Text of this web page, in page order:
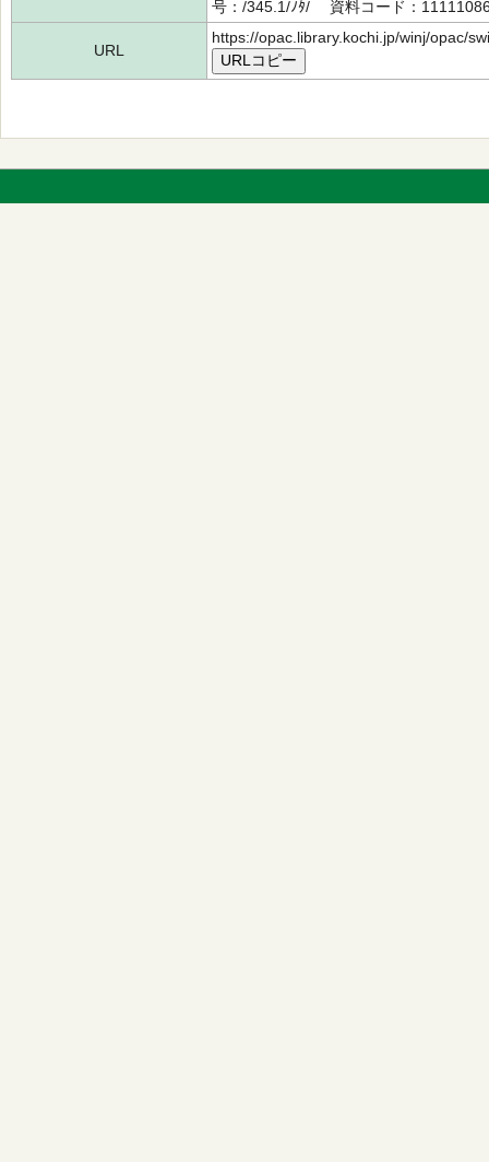
号：/345.1/ﾉﾀ/ 資料コード：
URL
https://opac.library.kochi.jp/winj/opac/
URLコピー